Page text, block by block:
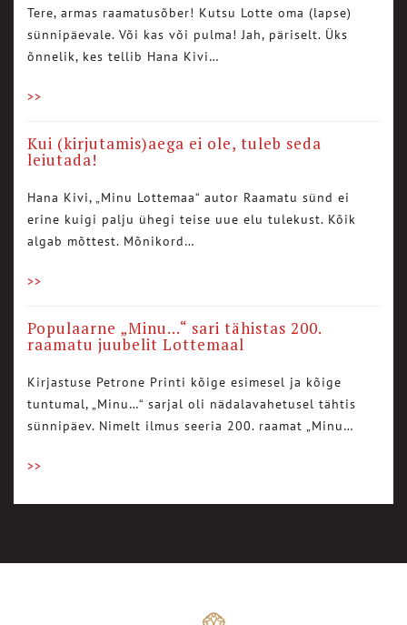
Tere, armas raamatusõber! Kutsu Lotte oma (lapse)
sünnipäevale. Või kas või pulma! Jah, päriselt. Üks
õnnelik, kes tellib Hana Kivi…
>>
Kui (kirjutamis)aega ei ole, tuleb seda
leiutada!
Hana Kivi, „Minu Lottemaa“ autor Raamatu sünd ei
erine kuigi palju ühegi teise uue elu tulekust. Kõik
algab mõttest. Mõnikord…
>>
Populaarne „Minu…“ sari tähistas 200.
raamatu juubelit Lottemaal
Kirjastuse Petrone Printi kõige esimesel ja kõige
tuntumal, „Minu…“ sarjal oli nädalavahetusel tähtis
sünnipäev. Nimelt ilmus seeria 200. raamat „Minu…
>>